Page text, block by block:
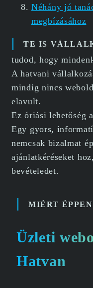
Néhány jó
megbízásához
TE IS
tudod, hogy
A hatvani
mindig nincs
elavult.
Ez óriási lehetőség
Egy gyors,
nemcsak bizalmat
ajánlatkéréseket
bevételedet.
MIÉRT
Üzleti
Hatvan